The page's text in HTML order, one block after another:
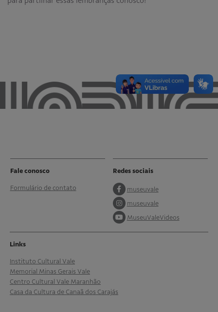
Fale conosco
Formulário de contato
Redes sociais
museuvale
museuvale
MuseuValeVideos
Links
Instituto Cultural Vale
Memorial Minas Gerais Vale
Centro Cultural Vale Maranhão
Casa da Cultura de Canaã dos Carajás